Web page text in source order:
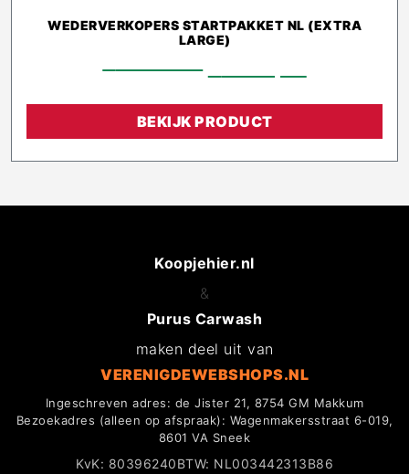
WEDERVERKOPERS STARTPAKKET NL (EXTRA
LARGE)
€2.128,00
BEKIJK PRODUCT
Koopjehier.nl
&
Purus Carwash
maken deel uit van
VERENIGDEWEBSHOPS.NL
Ingeschreven adres: de Jister 21, 8754 GM Makkum
Bezoekadres (alleen op afspraak): Wagenmakersstraat 6-019,
8601 VA Sneek
KvK: 80396240BTW: NL003442313B86